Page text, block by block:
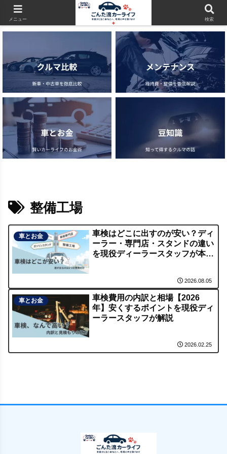
当サイトはアフィリエイト広告（PR）を含みます
整備工場
車とお金
車検はどこに出すのが安い？ディ
ーラー・専門店・スタンドの違い
を現役ディーラースタッフが本音
2026.08.05
車とお金
車検費用の内訳と相場【2026
年】安くするポイントを現役ディ
ーラースタッフが解説
2026.02.25
メニュー 検索